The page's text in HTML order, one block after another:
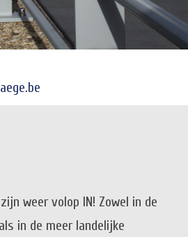
weer volop IN! Zowel in de
in de meer landelijke